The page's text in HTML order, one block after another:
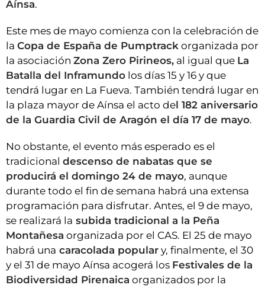
Aínsa.
Este mes de mayo comienza con la celebración de
la Copa de España de Pumptrack organizada por
la asociación Zona Zero Pirineos, al igual que La
Batalla del Inframundo los días 15 y 16 y que
tendrá lugar en La Fueva. También tendrá lugar en
la plaza mayor de Aínsa el acto del 182 aniversario
de la Guardia Civil de Aragón el día 17 de mayo.
No obstante, el evento más esperado es el
tradicional descenso de nabatas que se
producirá el domingo 24 de mayo, aunque
durante todo el fin de semana habrá una extensa
programación para disfrutar. Antes, el 9 de mayo,
se realizará la subida tradicional a la Peña
Montañesa organizada por el CAS. El 25 de mayo
habrá una caracolada popular y, finalmente, el 30
y el 31 de mayo Aínsa acogerá los Festivales de la
Biodiversidad Pirenaica organizados por la